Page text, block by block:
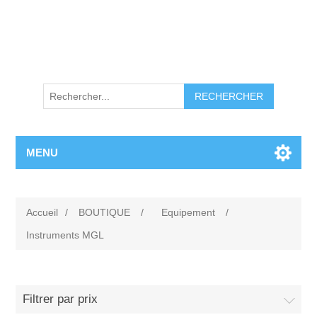
RECHERCHER
MENU
Accueil / BOUTIQUE / Equipement
/
Instruments MGL
Filtrer par prix